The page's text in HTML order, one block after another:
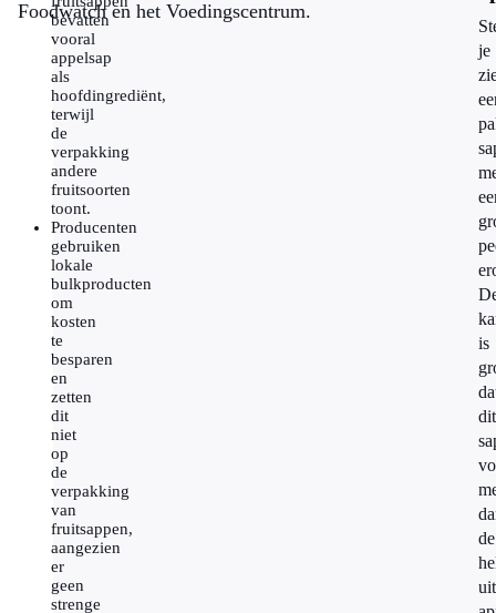
bevatten
vooral
appelsap
als
hoofdingrediënt,
terwijl
de
verpakking
andere
fruitsoorten
toont.
Producenten
gebruiken
lokale
bulkproducten
om
kosten
te
besparen
en
zetten
dit
niet
op
de
verpakking
van
fruitsappen,
aangezien
er
geen
strenge
Foodwatch en het Voedingscentrum.
je
is
dit
de
uit